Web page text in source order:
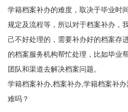
学籍档案补办的难度，取决于毕业时
规定及流程等，所以对于档案补办，
己不好处理的，需要补办好的档案存
的档案服务机构帮忙处理，比如毕业
团队和渠道去解决档案问题。
学籍档案补办,档案补办,学籍档案补
难吗？